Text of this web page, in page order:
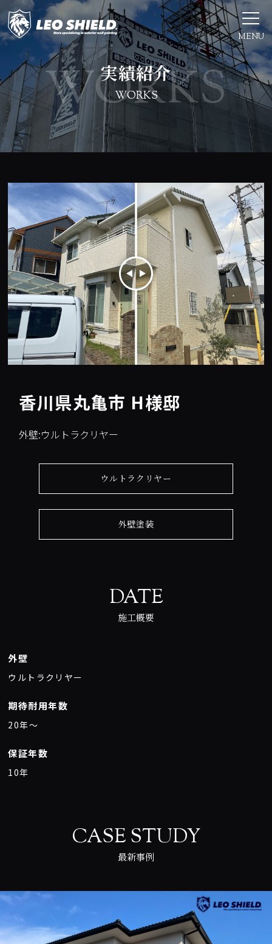
MENU
実績紹介
WORKS
香川県丸亀市 H様邸
外壁:ウルトラクリヤー
ウルトラクリヤー
外壁塗装
DATE
施工概要
外壁
ウルトラクリヤー
期待耐用年数
20年〜
保証年数
10年
CASE STUDY
最新事例